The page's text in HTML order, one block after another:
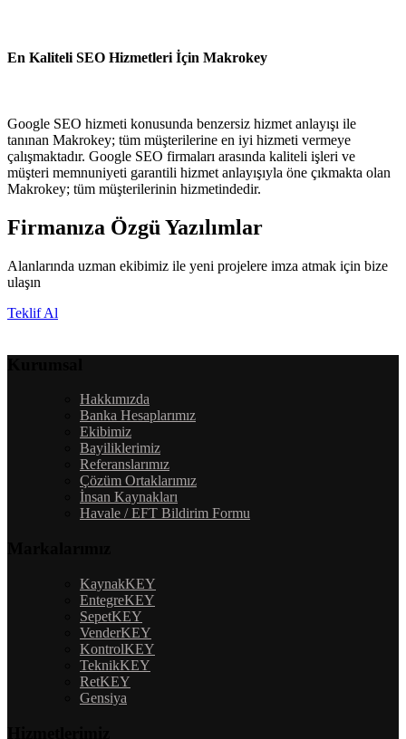
En Kaliteli SEO Hizmetleri İçin Makrokey
Google SEO hizmeti konusunda benzersiz hizmet anlayışı ile
tanınan Makrokey; tüm müşterilerine en iyi hizmeti vermeye
çalışmaktadır. Google SEO firmaları arasında kaliteli işleri ve
müşteri memnuniyeti garantili hizmet anlayışıyla öne çıkmakta olan
Makrokey; tüm müşterilerinin hizmetindedir.
Firmanıza Özgü Yazılımlar
Alanlarında uzman ekibimiz ile yeni projelere imza atmak için bize
ulaşın
Teklif Al
Hakkımızda
Banka Hesaplarımız
Ekibimiz
Bayiliklerimiz
Referanslarımız
Çözüm Ortaklarımız
İnsan Kaynakları
Havale / EFT Bildirim Formu
KaynakKEY
EntegreKEY
SepetKEY
VenderKEY
KontrolKEY
TeknikKEY
RetKEY
Gensiya